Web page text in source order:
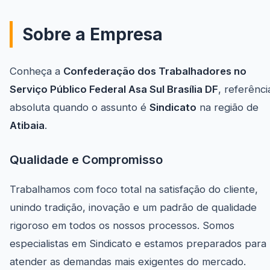
Sobre a Empresa
Conheça a Confederação dos Trabalhadores no
Serviço Público Federal Asa Sul Brasília DF,
absoluta quando o assunto é Sindicato na região de
Atibaia.
Qualidade e Compromisso
Trabalhamos com foco total na satisfação do cliente,
unindo tradição, inovação e um padrão de qualidade
rigoroso em todos os nossos processos. Somos
especialistas em Sindicato e estamos preparados para
atender as demandas mais exigentes do mercado.